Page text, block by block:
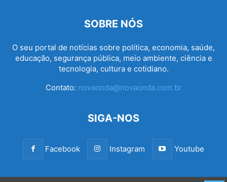
SOBRE NÓS
O seu portal de notícias sobre política, economia, saúde,
educação, segurança pública, meio ambiente, ciência e
tecnologia, cultura e cotidiano.
Contato: novaonda@novaonda.com.br
SIGA-NOS
Facebook Instagram Youtube